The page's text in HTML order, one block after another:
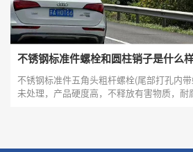
不锈钢标准件螺栓和圆柱销子是什么样
不锈钢标准件五角头粗杆螺栓(尾部打孔内
未处理，产品硬度高，不释放有害物质，耐